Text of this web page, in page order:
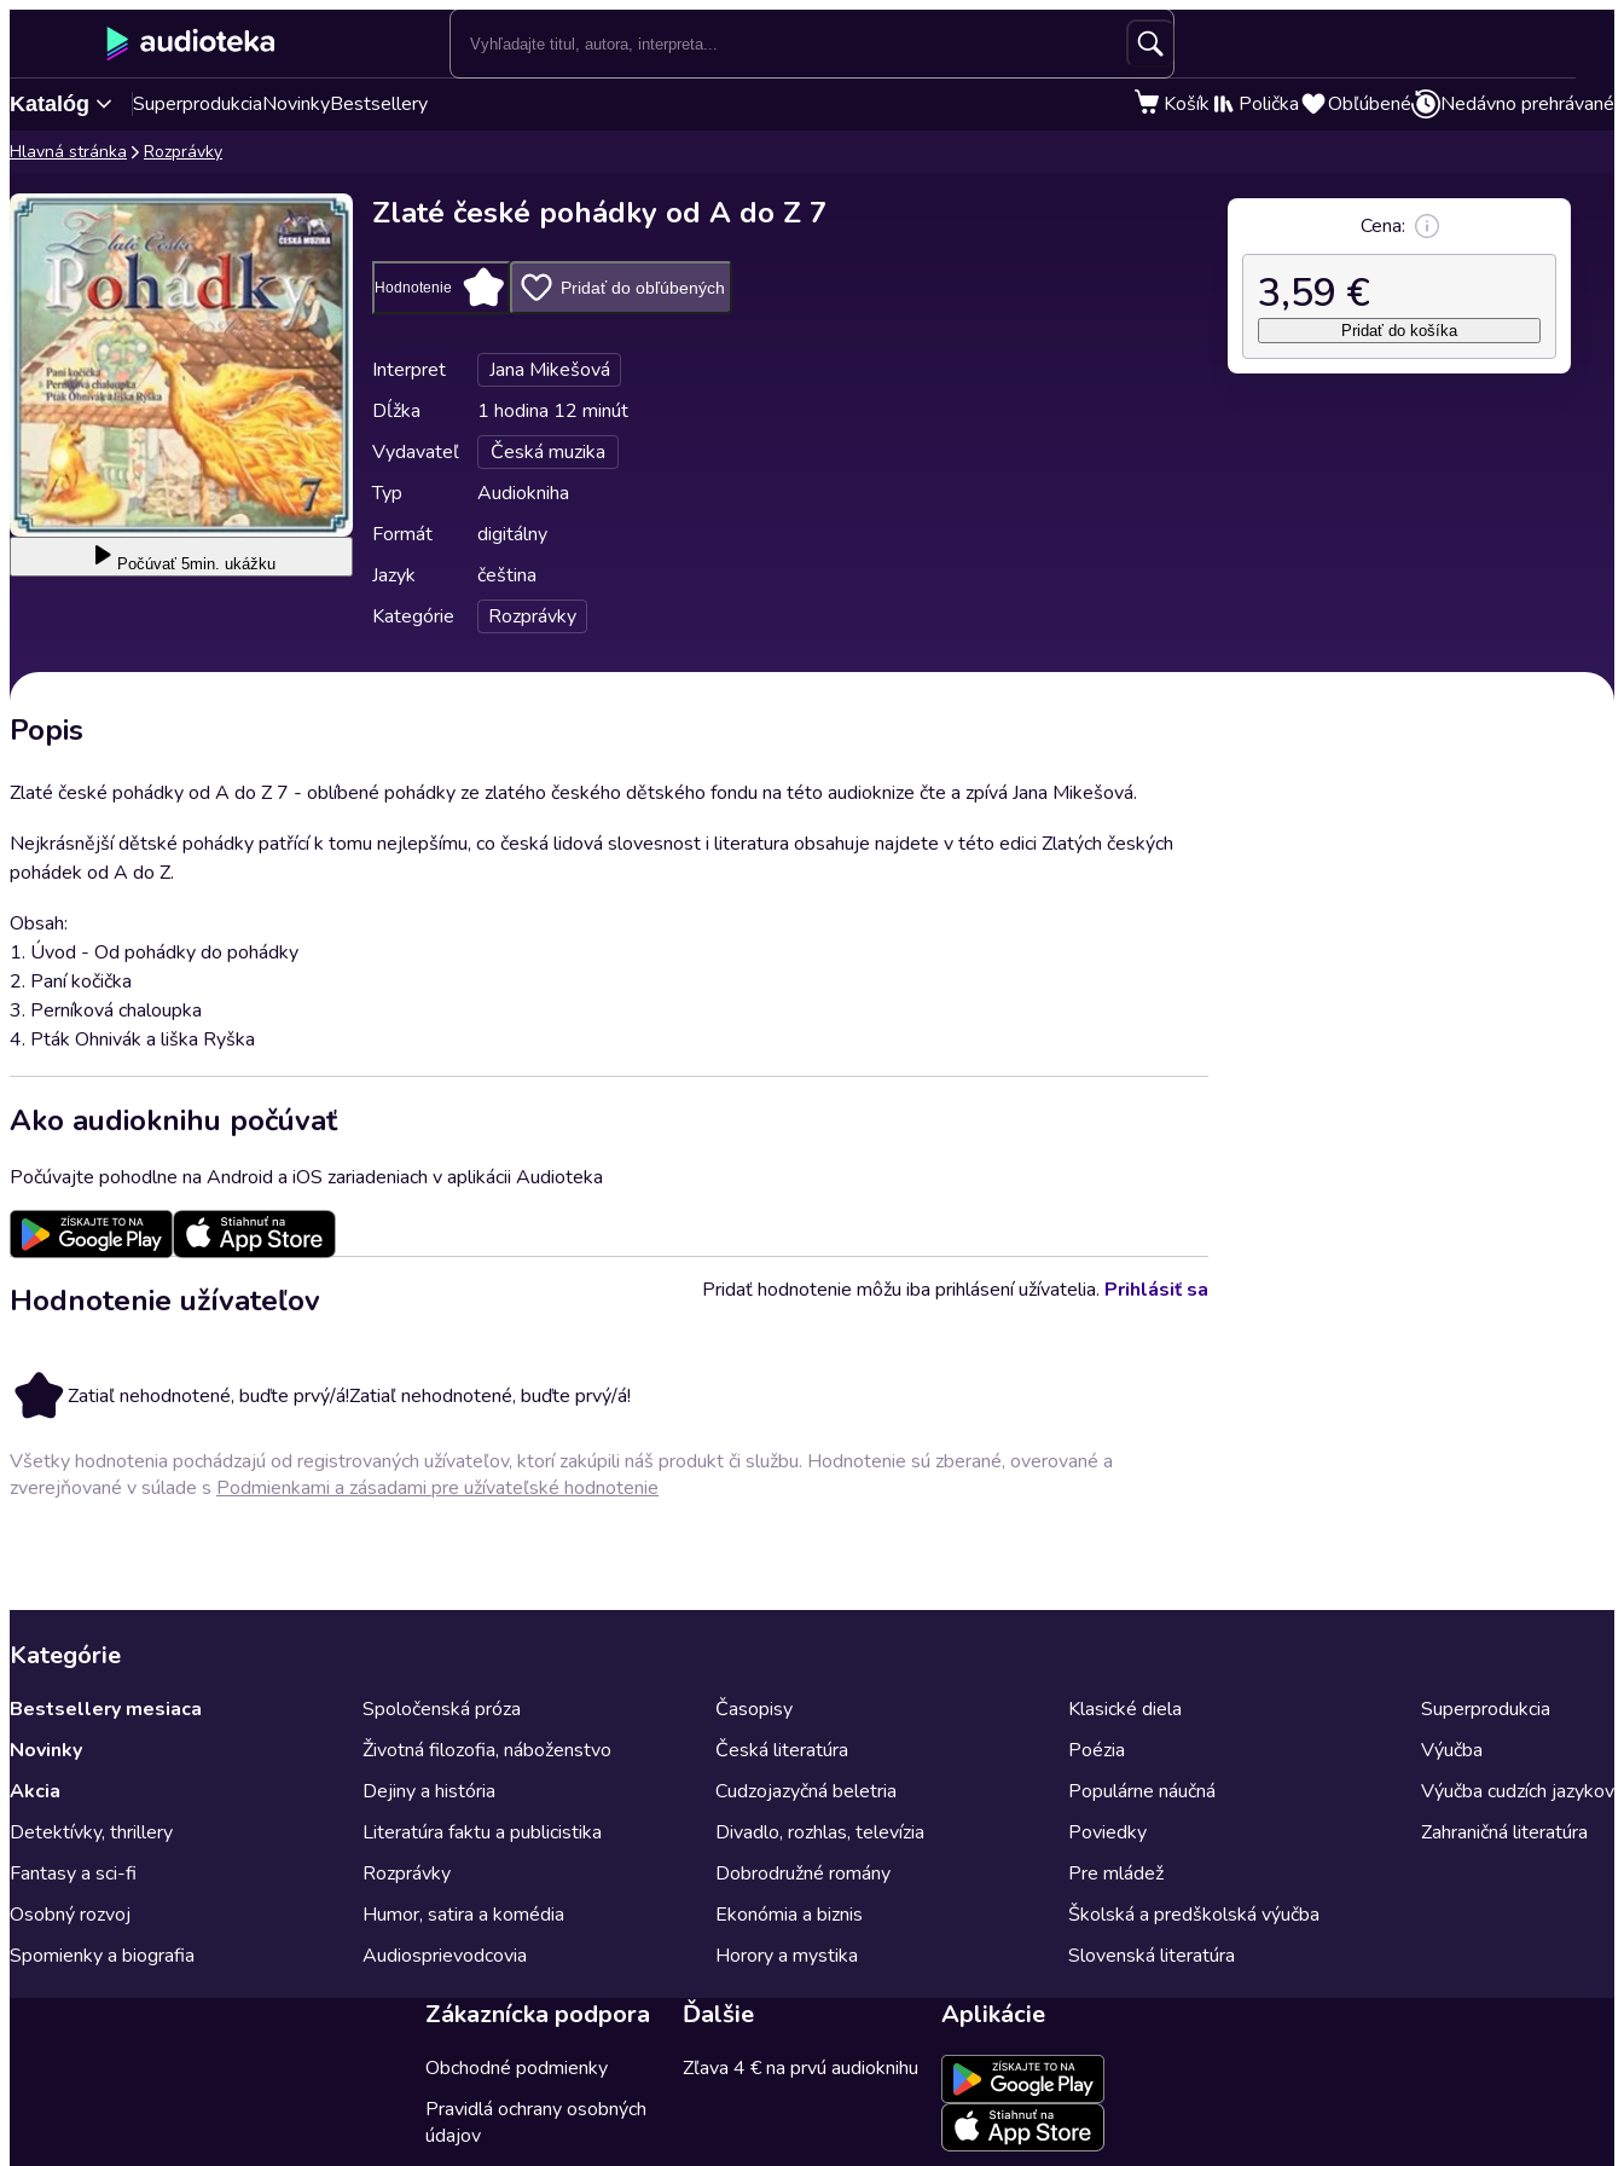
Katalóg SuperprodukciaNovinkyBestsellery Košík Polička Obľúbené Nedávno prehrávané
Hlavná stránka Rozprávky
Počúvať 5min. ukážku
Zlaté české pohádky od A do Z 7
Hodnotenie Pridať do obľúbených
Interpret
Jana Mikešová
Dĺžka
1 hodina 12 minút
Vydavateľ
Česká muzika
Typ
Audiokniha
Formát
digitálny
Jazyk
čeština
Kategórie
Rozprávky
Popis
Zlaté české pohádky od A do Z 7 - oblíbené pohádky ze zlatého českého dětského fondu na této audioknize čte a zpívá Jana Mikešová.
Nejkrásnější dětské pohádky patřící k tomu nejlepšímu, co česká lidová slovesnost i literatura obsahuje najdete v této edici Zlatých českých
pohádek od A do Z.
Obsah:
1. Úvod - Od pohádky do pohádky
2. Paní kočička
3. Perníková chaloupka
4. Pták Ohnivák a liška Ryška
Ako audioknihu počúvať
Počúvajte pohodlne na Android a iOS zariadeniach v aplikácii Audioteka
Hodnotenie užívateľov
Zatiaľ nehodnotené, buďte prvý/á!Zatiaľ nehodnotené, buďte prvý/á!
Pridať hodnotenie môžu iba prihlásení užívatelia. Prihlásiť sa
Všetky hodnotenia pochádzajú od registrovaných užívateľov, ktorí zakúpili náš produkt či službu. Hodnotenie sú zberané, overované a
zverejňované v súlade s Podmienkami a zásadami pre užívateľské hodnotenie
Cena:
3,59 €
Pridať do košíka
Kategórie
Bestsellery mesiaca
Novinky
Akcia
Detektívky, thrillery
Fantasy a sci-fi
Osobný rozvoj
Spomienky a biografia
Spoločenská próza
Životná filozofia, náboženstvo
Dejiny a história
Literatúra faktu a publicistika
Rozprávky
Humor, satira a komédia
Audiosprievodcovia
Časopisy
Česká literatúra
Cudzojazyčná beletria
Divadlo, rozhlas, televízia
Dobrodružné romány
Ekonómia a biznis
Horory a mystika
Klasické diela
Poézia
Populárne náučná
Poviedky
Pre mládež
Školská a predškolská výučba
Slovenská literatúra
Superprodukcia
Výučba
Výučba cudzích jazykov
Zahraničná literatúra
Zákaznícka podpora
Obchodné podmienky
Pravidlá ochrany osobných
údajov
Ďalšie
Zľava 4 € na prvú audioknihu
Aplikácie